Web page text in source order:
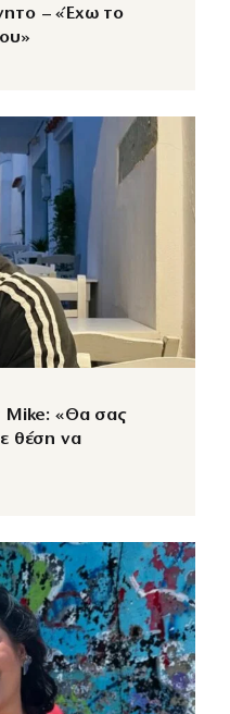
– «Έχω το
Mike: «Θα σας
θέση να